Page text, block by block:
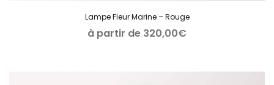
Lampe Fleur Marine – Rouge
à partir de 320,00€